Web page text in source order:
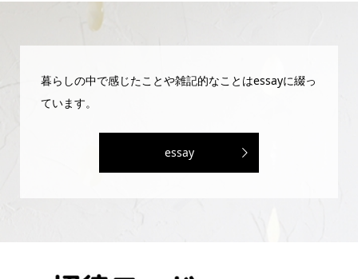
暮らしの中で感じたことや雑記的なことはessayに綴っ
ています。
essay